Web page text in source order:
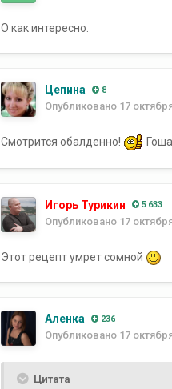
О как интересно.
Цепина 8
Опубликовано 17
Смотрится обалденно!
Игорь Турикин 5 633
Опубликовано 17
Этот рецепт умрет сомной
Аленка 236
Опубликовано 17
Цитата